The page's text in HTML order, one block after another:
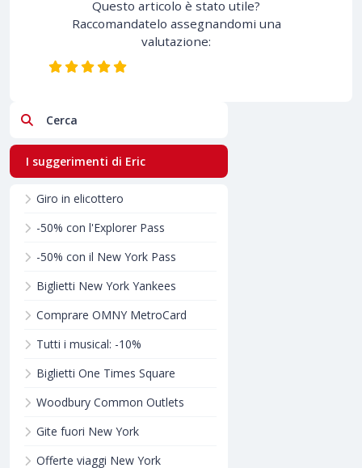
Questo articolo è stato utile?
Raccomandatelo assegnandomi una
valutazione:
Cerca
I suggerimenti di Eric
Giro in elicottero
-50% con l'Explorer Pass
-50% con il New York Pass
Biglietti New York Yankees
Comprare OMNY MetroCard
Tutti i musical: -10%
Biglietti One Times Square
Woodbury Common Outlets
Gite fuori New York
Offerte viaggi New York